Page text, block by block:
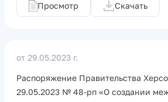
Просмотр
Скачать
от 29.05.2023 г.
Распоряжение Правительства
29.05.2023 № 48-рп «О создании